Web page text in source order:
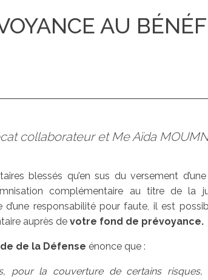
AU
collaborateur et Me Aïda
blessés qu’en sus du versement
complémentaire au titre de la
d’une responsabilité pour faute, il est
auprès de votre fond de prévoyance.
de la Défense énonce que :
pour la couverture de certains